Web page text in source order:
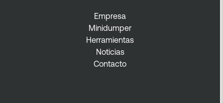
Empresa
Minidumper
Herramientas
Noticias
Contacto